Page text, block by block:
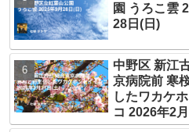
園 うろこ雲
28日(日)
中野区 新江
京病院前 寒
したワカケ
コ 2026年2